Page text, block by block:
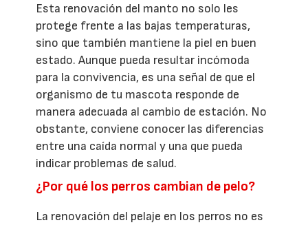
Esta renovación del manto no solo les
protege frente a las bajas temperaturas,
sino que también mantiene la piel en buen
estado. Aunque pueda resultar incómoda
para la convivencia, es una señal de que el
organismo de tu mascota responde de
manera adecuada al cambio de estación. No
obstante, conviene conocer las diferencias
entre una caída normal y una que pueda
indicar problemas de salud.
¿Por qué los perros cambian de pelo?
La renovación del pelaje en los perros no es